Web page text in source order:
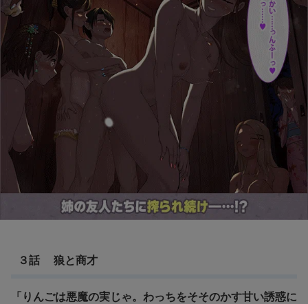
３話 狼と商才
「りんごは悪魔の実じゃ。わっちをそそのかす甘い誘惑に